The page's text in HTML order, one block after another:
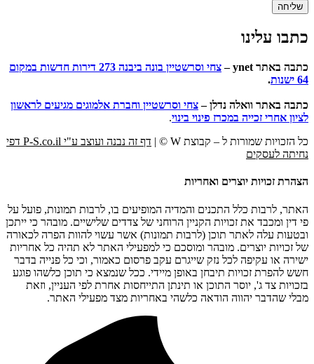
שליחה
כתבו עלינו
כתבה באתר ynet –
צחי וסרשטיין בונה ביבנה 273 דירות חדשות במקום
64 ישנות
.
כתבה באתר וואלה נדלן –צחי וסרשטיין וחברת אלמוגים מגיעים לראשון
לציון אחרי זכייה במכרז פינוי בינוי.
כל הזכויות שמורות ל – קבוצת W © |
דף זה נבנה ועוצב ע"י P-S.co.il דפי
נחיתה לעסקים
הצהרת זכויות יוצרים ואחריות
האתר, לרבות כלל התכנים והמדיה המופיעים בו, לרבות תמונות, פועל על
פי דין ומכבד את זכויות הקניין הרוחני של צדדים שלישיים. מובהר כי ייתכן
ובטעות עלה לאתר תוכן (לרבות תמונות) אשר עשוי להוות הפרה לכאורה
של זכויות יוצרים. מובהר ומוסכם כי למפעילי האתר לא תהיה כל אחריות
ישירה או עקיפה לכל נזק שייגרם עקב פרסום כאמור, וכי כל פנייה בדבר
חשש להפרת זכויות תיבחן באופן מיידי. ככל שנמצא כי תוכן כלשהו פוגע
בזכויות צד ג', יוסר התוכן או תינתן התייחסות אחרת לפי העניין, וזאת
מבלי שהדבר יהווה הודאה כלשהי באחריות מצד מפעילי האתר.